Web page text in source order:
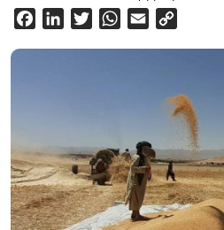
FacebookLinkedInTwitterWhatsApp
Email